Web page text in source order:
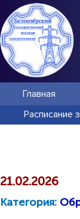
Главная
Расписание
21.02.2026
Категория: